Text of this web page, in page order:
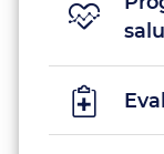
Precio
final